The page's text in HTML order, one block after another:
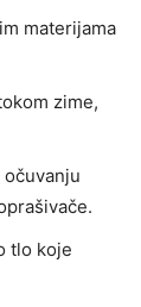
materijama
zime,
očuvanju
tlo koje